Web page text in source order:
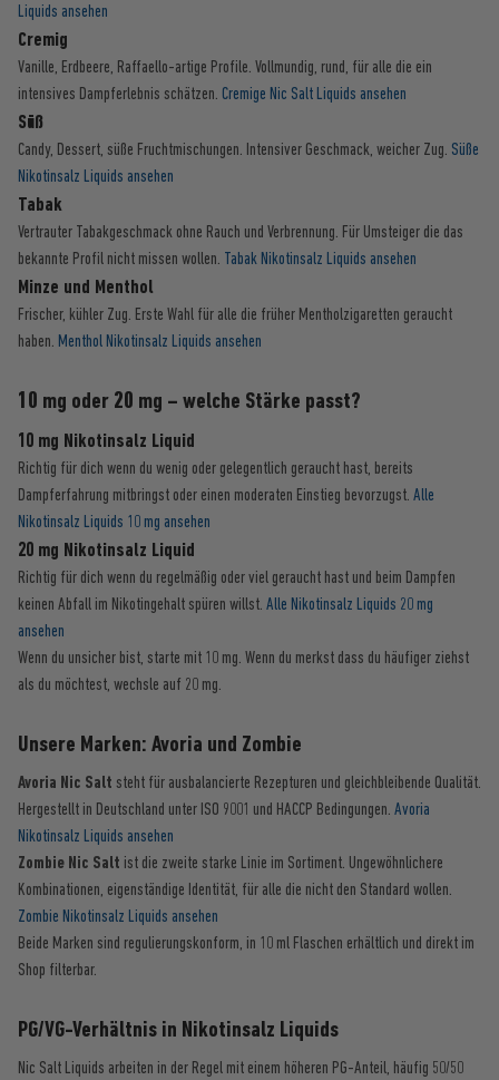
Liquids ansehen
Cremig
Vanille, Erdbeere, Raffaello-artige Profile. Vollmundig, rund, für alle die ein
intensives Dampferlebnis schätzen. Cremige Nic Salt Liquids ansehen
Süß
Candy, Dessert, süße Fruchtmischungen. Intensiver Geschmack, weicher Zug. Süße
Nikotinsalz Liquids ansehen
Tabak
Vertrauter Tabakgeschmack ohne Rauch und Verbrennung. Für Umsteiger die das
bekannte Profil nicht missen wollen. Tabak Nikotinsalz Liquids ansehen
Minze und Menthol
Frischer, kühler Zug. Erste Wahl für alle die früher Mentholzigaretten geraucht
haben. Menthol Nikotinsalz Liquids ansehen
10 mg oder 20 mg – welche Stärke passt?
10 mg Nikotinsalz Liquid
Richtig für dich wenn du wenig oder gelegentlich geraucht hast, bereits
Dampferfahrung mitbringst oder einen moderaten Einstieg bevorzugst. Alle
Nikotinsalz Liquids 10 mg ansehen
20 mg Nikotinsalz Liquid
Richtig für dich wenn du regelmäßig oder viel geraucht hast und beim Dampfen
keinen Abfall im Nikotingehalt spüren willst. Alle Nikotinsalz Liquids 20 mg
ansehen
Wenn du unsicher bist, starte mit 10 mg. Wenn du merkst dass du häufiger ziehst
als du möchtest, wechsle auf 20 mg.
Unsere Marken: Avoria und Zombie
Avoria Nic Salt steht für ausbalancierte Rezepturen und gleichbleibende Qualität.
Hergestellt in Deutschland unter ISO 9001 und HACCP Bedingungen. Avoria
Nikotinsalz Liquids ansehen
Zombie Nic Salt ist die zweite starke Linie im Sortiment. Ungewöhnlichere
Kombinationen, eigenständige Identität, für alle die nicht den Standard wollen.
Zombie Nikotinsalz Liquids ansehen
Beide Marken sind regulierungskonform, in 10 ml Flaschen erhältlich und direkt im
Shop filterbar.
PG/VG-Verhältnis in Nikotinsalz Liquids
Nic Salt Liquids arbeiten in der Regel mit einem höheren PG-Anteil, häufig 50/50